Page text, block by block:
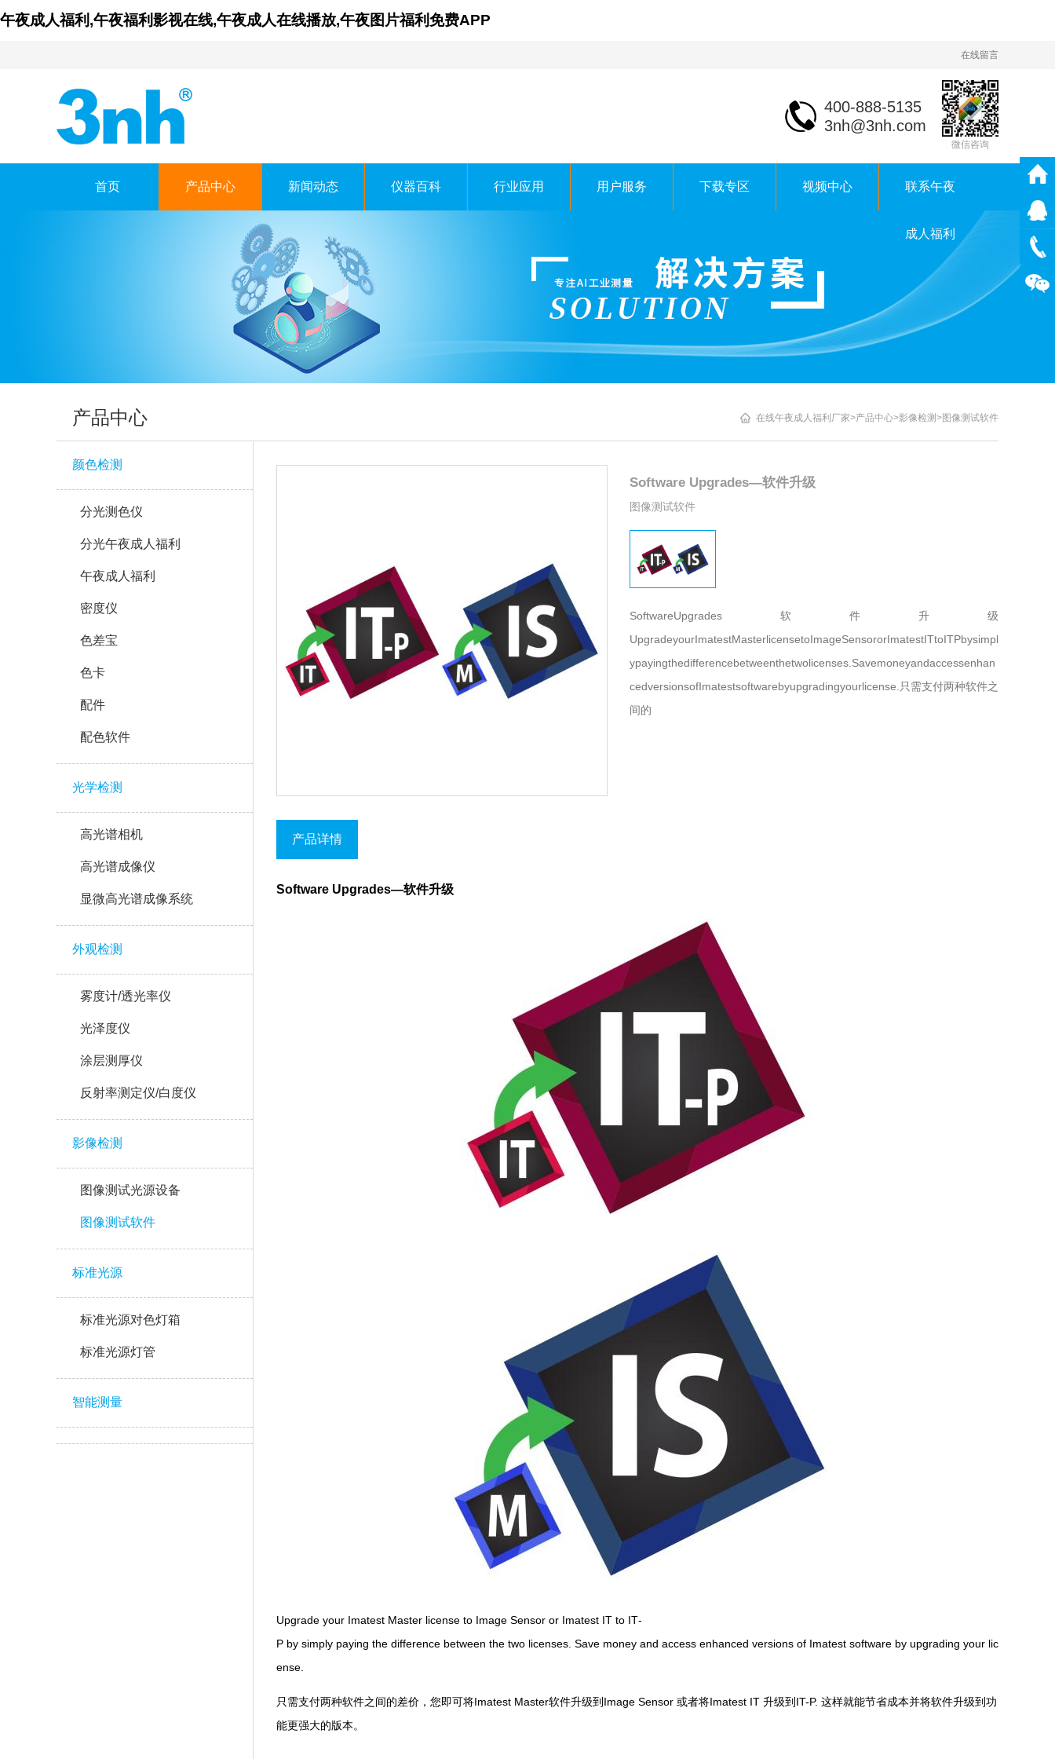
午夜成人福利,午夜福利影视在线,午夜成人在线播放,午夜图片福利免费APP
在线留言
广东午夜福利影视在线时科技有限公司
GUANGDONG THREENH TECHNOLOGY CO.，LTD.
微信咨询
400-888-5135
3nh@3nh.com
首页 产品中心 新闻动态 仪器百科 行业应用 用户服务 下载专区 视频中心 联系午夜
成人福利
产品中心
颜色检测
分光测色仪
分光午夜成人福利
午夜成人福利
密度仪
色差宝
色卡
配件
配色软件
光学检测
高光谱相机
高光谱成像仪
显微高光谱成像系统
外观检测
雾度计/透光率仪
光泽度仪
涂层测厚仪
反射率测定仪/白度仪
影像检测
图像测试光源设备
图像测试软件
标准光源
标准光源对色灯箱
标准光源灯管
智能测量
在线午夜成人福利厂家>产品中心>影像检测 >图像测试软件
Software Upgrades—软件升级
图像测试软件
SoftwareUpgrades软件升级
UpgradeyourImatestMasterlicensetoImageSensororImatestITtoITPbysimpl
ypayingthedifferencebetweenthetwolicenses.Savemoneyandaccessenhan
cedversionsofImatestsoftwarebyupgradingyourlicense.只需支付两种软件之
间的
产品详情
Software Upgrades—软件升级
Upgrade your Imatest Master license to Image Sensor or Imatest IT to IT­
P by simply paying the difference between the two licenses. Save money and access enhanced versions of Imatest software by upgrading your lic
ense.
只需支付两种软件之间的差价，您即可将Imatest Master软件升级到Image Sensor 或者将Imatest IT 升级到IT-P. 这样就能节省成本并将软件升级到功
能更强大的版本。